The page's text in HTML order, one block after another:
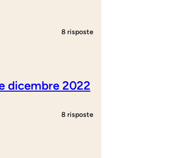
8 risposte
dicembre 2022
8 risposte